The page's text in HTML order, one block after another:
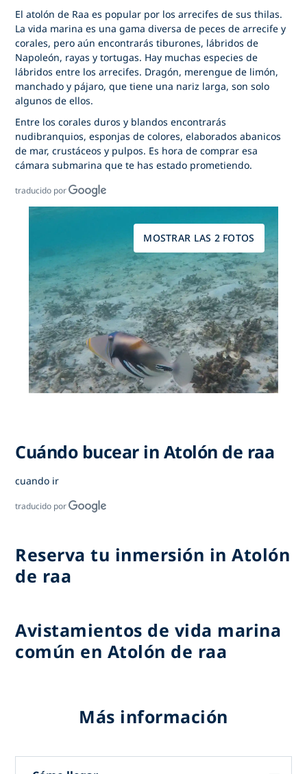
El atolón de Raa es popular por los arrecifes de sus thilas.
La vida marina es una gama diversa de peces de arrecife y
corales, pero aún encontrarás tiburones, lábridos de
Napoleón, rayas y tortugas. Hay muchas especies de
lábridos entre los arrecifes. Dragón, merengue de limón,
manchado y pájaro, que tiene una nariz larga, son solo
algunos de ellos.
Entre los corales duros y blandos encontrarás
nudibranquios, esponjas de colores, elaborados abanicos
de mar, crustáceos y pulpos. Es hora de comprar esa
cámara submarina que te has estado prometiendo.
traducido por
MOSTRAR LAS 2 FOTOS
Cuándo bucear in Atolón de raa
cuando ir
traducido por
Reserva tu inmersión in Atolón
de raa
Avistamientos de vida marina
común en Atolón de raa
Más información